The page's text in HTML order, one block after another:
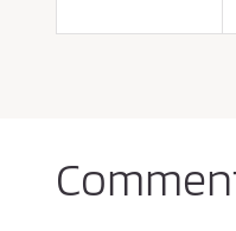
d
n
t